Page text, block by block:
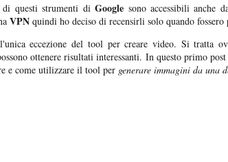
di questi strumenti diGoogle sono accessibili anche
VPN quindi ho deciso di recensirli solo quando
eccezione del tool per creare video. Si tratta
ottenere risultati interessanti. In questo primo
e come utilizzare il tool per generare immagini da una